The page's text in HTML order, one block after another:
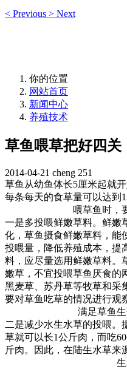
< Previous > Next
你的位置
网站首页
新闻中心
养殖技术
草鱼喂草把好四关
2014-04-21 cheng 251
草鱼从幼鱼体长5厘米起就
每条每天的食草量可以达到
喂草鱼时，
一是多投喂鲜嫩草料。鲜嫩
化，草鱼摄食鲜嫩草料，能
投喂量，降低养殖成本，提
料，应尽量选用鲜嫩草料。
嫩草，不宜投喂草鱼厌食的
黑麦草、苏丹草等牧草和采
要对草鱼吃草的情况进行观
满足草鱼生
二是减少水生水草的投喂。
草就可以长1公斤肉，而吃60
斤肉。因此，在陆生水草来
生